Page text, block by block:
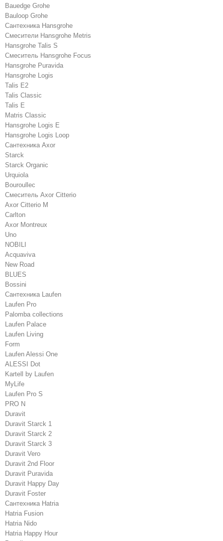
Bauedge Grohe
Bauloop Grohe
Сантехника Hansgrohe
Cмесители Hansgrohe Metris
Hansgrohe Talis S
Смеситель Hansgrohe Focus
Hansgrohe Puravida
Hansgrohe Logis
Talis E2
Talis Classic
Talis E
Matris Classic
Hansgrohe Logis E
Hansgrohe Logis Loop
Сантехника Axor
Starck
Starck Organic
Urquiola
Bouroullec
Смеситель Axor Citterio
Axor Citterio M
Carlton
Axor Montreux
Uno
NOBILI
Acquaviva
New Road
BLUES
Bossini
Сантехника Laufen
Laufen Pro
Palomba collections
Laufen Palace
Laufen Living
Form
Laufen Alessi One
ALESSI Dot
Kartell by Laufen
MyLife
Laufen Pro S
PRO N
Duravit
Duravit Starck 1
Duravit Starck 2
Duravit Starck 3
Duravit Vero
Duravit 2nd Floor
Duravit Puravida
Duravit Happy Day
Duravit Foster
Сантехника Hatria
Hatria Fusion
Hatria Nido
Hatria Happy Hour